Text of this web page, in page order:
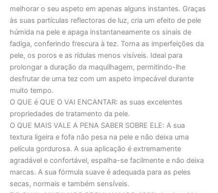
melhorar o seu aspeto em apenas alguns instantes. Graças
às suas partículas reflectoras de luz, cria um efeito de pele
húmida na pele e apaga instantaneamente os sinais de
fadiga, conferindo frescura à tez. Torna as imperfeições da
pele, os poros e as rídulas menos visíveis. Ideal para
prolongar a duração da maquilhagem, permitindo-lhe
desfrutar de uma tez com um aspeto impecável durante
muito tempo.
O QUE é QUE O VAI ENCANTAR: as suas excelentes
propriedades de tratamento da pele.
O QUE MAIS VALE A PENA SABER SOBRE ELE: A sua
textura ligeira e fofa não pesa na pele e não deixa uma
película gordurosa. A sua aplicação é extremamente
agradável e confortável, espalha-se facilmente e não deixa
marcas. A sua fórmula suave é adequada para as peles
secas, normais e também sensíveis.